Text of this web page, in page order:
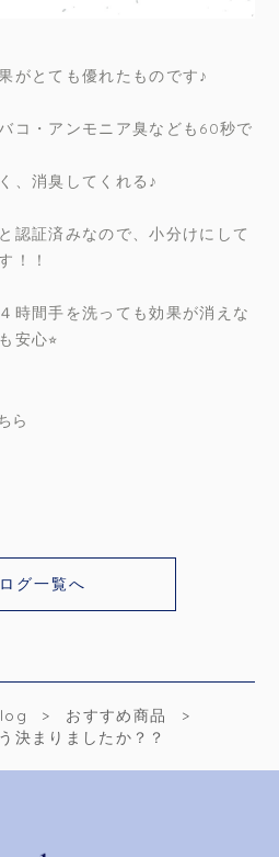
がとても優れたものです♪
コ・アンモニア臭なども60秒で
、消臭してくれる♪
認証済みなので、小分けにして
！！
時間手を洗っても効果が消えな
安心⭐︎
ら
グ一覧へ
おすすめ商品
決まりましたか？？